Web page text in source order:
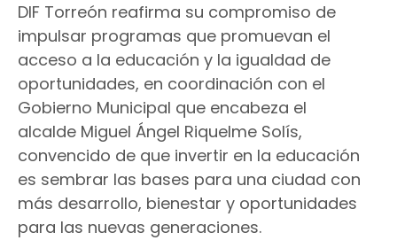
DIF Torreón reafirma su compromiso de
impulsar programas que promuevan el
acceso a la educación y la igualdad de
oportunidades, en coordinación con el
Gobierno Municipal que encabeza el
alcalde Miguel Ángel Riquelme Solís,
convencido de que invertir en la educación
es sembrar las bases para una ciudad con
más desarrollo, bienestar y oportunidades
para las nuevas generaciones.